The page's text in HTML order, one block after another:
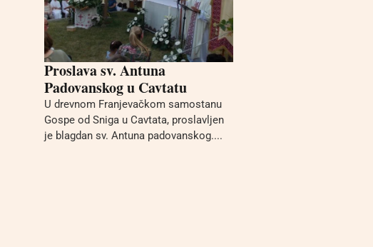
Proslava sv. Antuna
Padovanskog u Cavtatu
U drevnom Franjevačkom samostanu
Gospe od Sniga u Cavtata, proslavljen
je blagdan sv. Antuna padovanskog....